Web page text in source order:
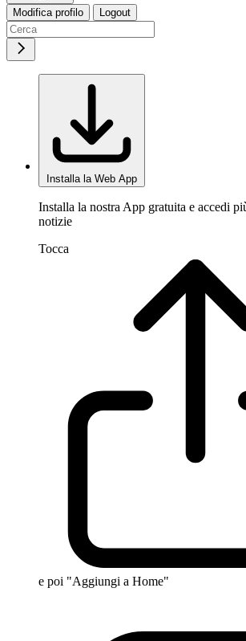
Modifica profilo Logout
Installa la Web App
Installa la nostra App gratuita e accedi
notizie
Tocca
e poi "Aggiungi a Home"